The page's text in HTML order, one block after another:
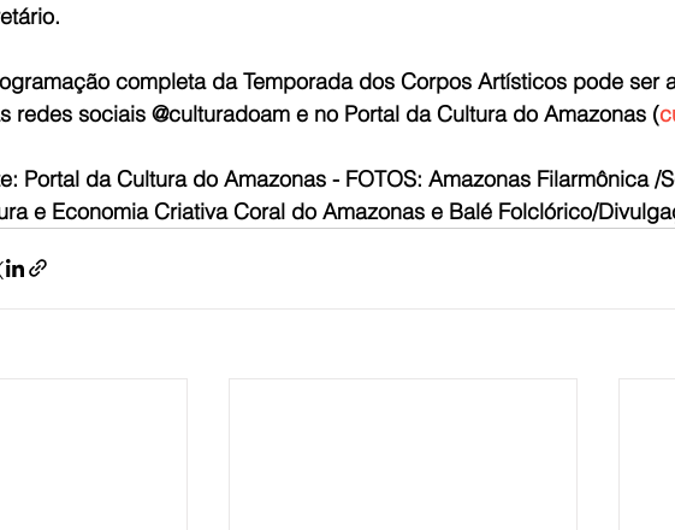
completa da Temporada dos Corpos Artísticos pode ser
redes sociais @culturadoam e no Portal da Cultura do Amazonas (
Portal da Cultura do Amazonas - FOTOS: Amazonas Filarmônica /
e Economia Criativa Coral do Amazonas e Balé Folclórico/